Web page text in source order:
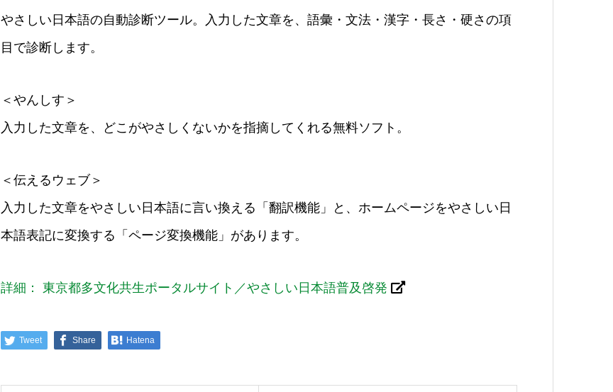
やさしい日本語の自動診断ツール。入力した文章を、語彙・文法・漢字・長さ・硬さの項
目で診断します。
＜やんしす＞
入力した文章を、どこがやさしくないかを指摘してくれる無料ソフト。
＜伝えるウェブ＞
入力した文章をやさしい日本語に言い換える「翻訳機能」と、ホームページをやさしい日
本語表記に変換する「ページ変換機能」があります。
詳細： 東京都多文化共生ポータルサイト／やさしい日本語普及啓発
Tweet Share Hatena